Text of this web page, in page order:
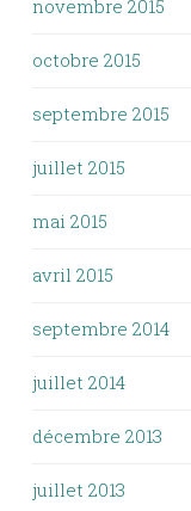
novembre 2015
octobre 2015
septembre 2015
juillet 2015
mai 2015
avril 2015
septembre 2014
juillet 2014
décembre 2013
juillet 2013